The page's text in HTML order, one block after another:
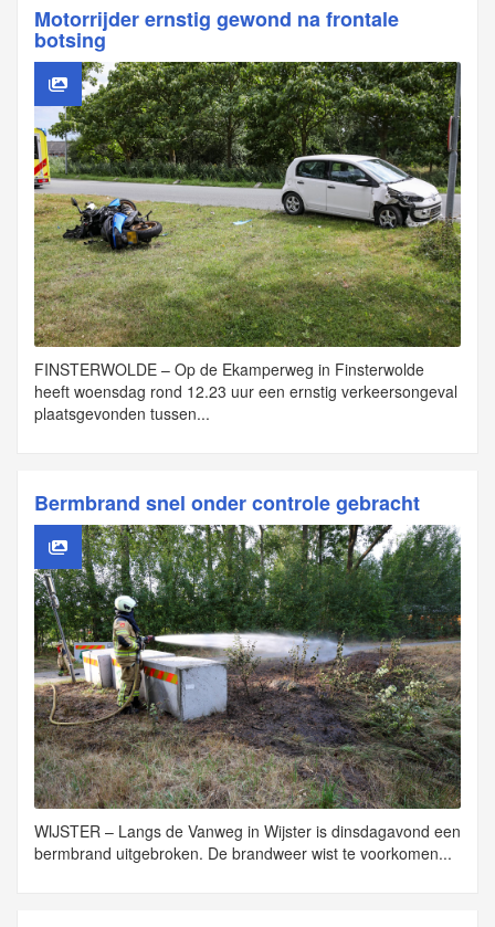
Motorrijder ernstig gewond na frontale
botsing
FINSTERWOLDE – Op de Ekamperweg in Finsterwolde
heeft woensdag rond 12.23 uur een ernstig verkeersongeval
plaatsgevonden tussen...
Bermbrand snel onder controle gebracht
WIJSTER – Langs de Vanweg in Wijster is dinsdagavond een
bermbrand uitgebroken. De brandweer wist te voorkomen...